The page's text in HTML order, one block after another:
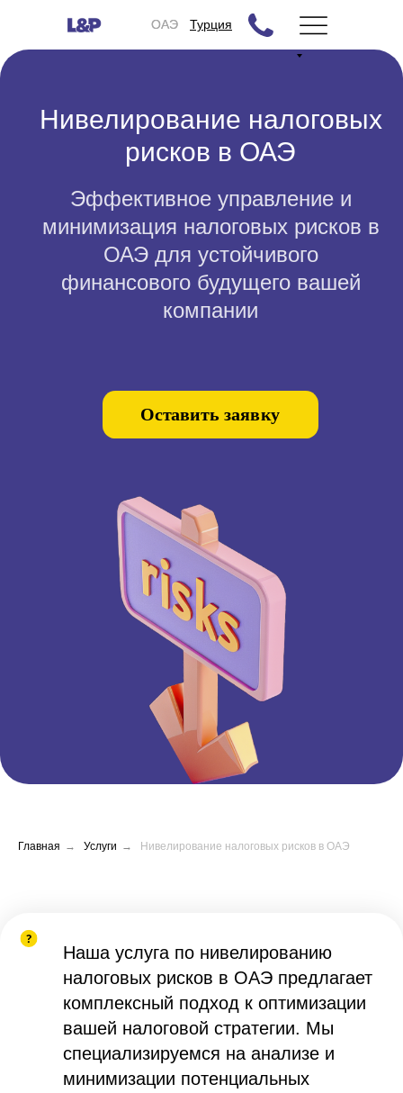
ОАЭ
ОАЭ Турция
Нивелирование налоговых
рисков в ОАЭ
Эффективное управление и
минимизация налоговых рисков в
ОАЭ для устойчивого
финансового будущего вашей
компании
Главная → Услуги → Нивелирование налоговых рисков в ОАЭ
Наша услуга по нивелированию
налоговых рисков в ОАЭ предлагает
комплексный подход к оптимизации
вашей налоговой стратегии. Мы
специализируемся на анализе и
минимизации потенциальных